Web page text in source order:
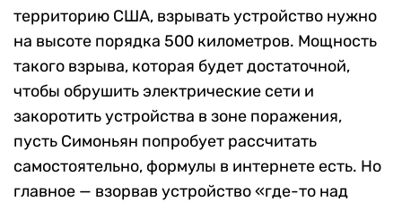
территорию США, взрывать устройство нужно
на высоте порядка 500 километров. Мощность
такого взрыва, которая будет достаточной,
чтобы обрушить электрические сети и
закоротить устройства в зоне поражения,
пусть Симоньян попробует рассчитать
самостоятельно, формулы в интернете есть. Но
главное — взорвав устройство «где-то над